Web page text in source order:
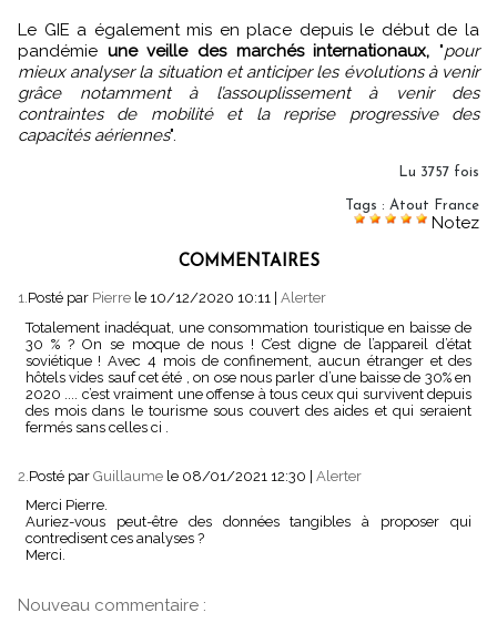
Le GIE a également mis en place depuis le début de la
pandémie une veille des marchés internationaux, "pour
mieux analyser la situation et anticiper les évolutions à venir
grâce notamment à l’assouplissement à venir des
contraintes de mobilité et la reprise progressive des
capacités aériennes".
Lu 3757 fois
Tags : Atout France
Notez
COMMENTAIRES
1.Posté par Pierre le 10/12/2020 10:11 Alerter
Totalement inadéquat, une consommation touristique en baisse de
30 % ? On se moque de nous ! C’est digne de l’appareil d’état
soviétique ! Avec 4 mois de confinement, aucun étranger et des
hôtels vides sauf cet été , on ose nous parler d’une baisse de 30% en
2020 .... c’est vraiment une offense à tous ceux qui survivent depuis
des mois dans le tourisme sous couvert des aides et qui seraient
fermés sans celles ci .
2. Posté par Guillaume le 08/01/2021 12:30 | Alerter
Merci Pierre.
Auriez-vous peut-être des données tangibles à proposer qui
contredisent ces analyses ?
Merci.
Nouveau commentaire :